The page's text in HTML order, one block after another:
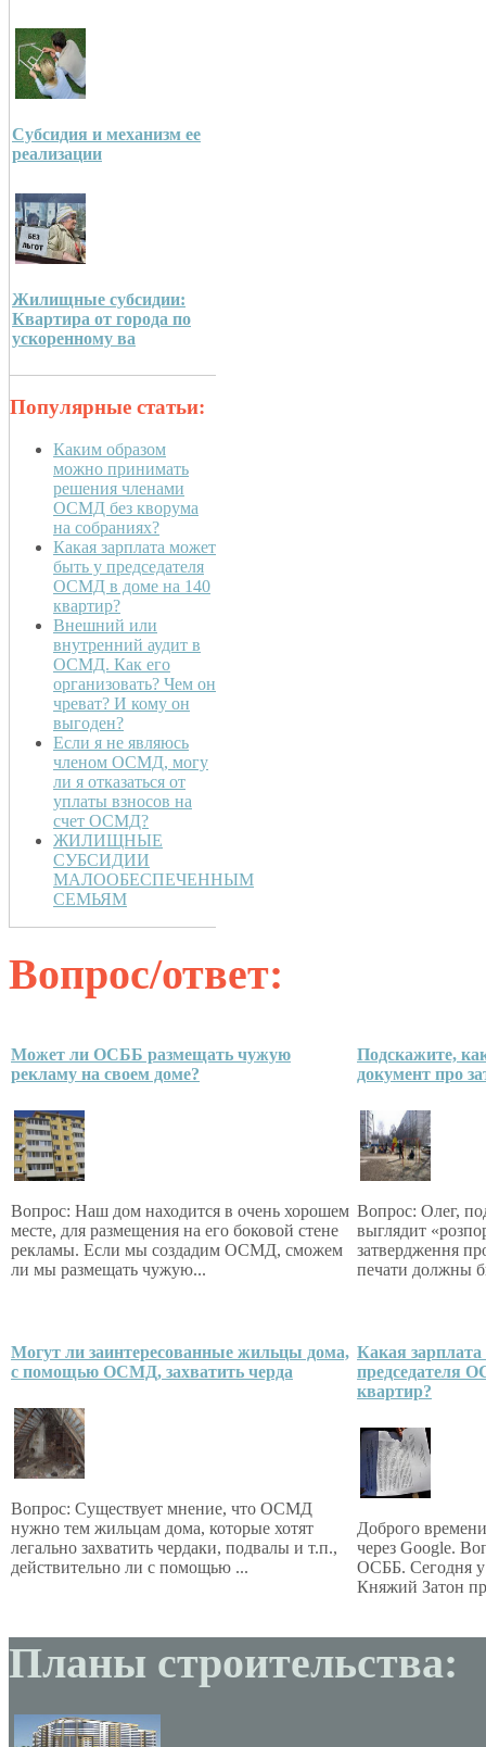
Субсидия и механизм ее
реализации
Жилищные субсидии:
Квартира от города по
ускоренному ва
Популярные статьи:
Каким образом
можно принимать
решения членами
ОСМД без кворума
на собраниях?
Какая зарплата может
быть у председателя
ОСМД в доме на 140
квартир?
Внешний или
внутренний аудит в
ОСМД. Как его
организовать? Чем он
чреват? И кому он
выгоден?
Если я не являюсь
членом ОСМД, могу
ли я отказаться от
уплаты взносов на
счет ОСМД?
ЖИЛИЩНЫЕ
СУБСИДИИ
МАЛООБЕСПЕЧЕННЫМ
СЕМЬЯМ
Вопрос/ответ:
Может ли ОСББ размещать чужую
рекламу на своем доме?
Вопрос: Наш дом находится в очень хорошем
месте, для размещения на его боковой стене
рекламы. Если мы создадим ОСМД, сможем
ли мы размещать чужую...
Подскажите,
документ про
Вопрос: Олег,
выглядит
затвердження
печати должны
Могут ли заинтересованные жильцы дома,
с помощью ОСМД, захватить черда
Вопрос: Существует мнение, что ОСМД
нужно тем жильцам дома, которые хотят
легально захватить чердаки, подвалы и т.п.,
действительно ли с помощью ...
Какая
председателя
квартир?
Доброго
через Google.
ОСББ. Сегодня у
Княжий Затон
Планы строительства: